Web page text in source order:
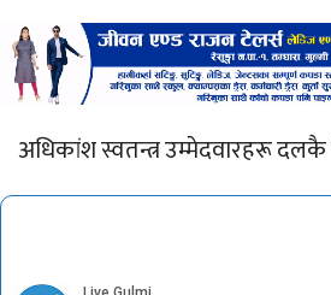
अधिकांश स्वतन्त्र उम्मेदवारहरू दलकै